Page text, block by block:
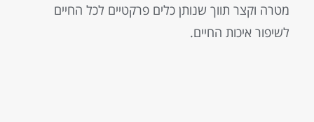
מטרה וקצר תווך שנותן כלים פרקטיים לכל החיים
לשיפור איכות החיים.